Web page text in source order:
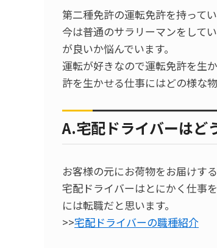
第二種免許の運転免許を持ってい
今は普通のサラリーマンをして
が良いか悩んでいます。
運転が好きなので運転免許を生
許を生かせる仕事にはどの様な
A.宅配ドライバーはど
お客様の元にお荷物をお届けす
宅配ドライバーはとにかく仕事
には転職だと思います。
>>宅配ドライバーの職種紹介